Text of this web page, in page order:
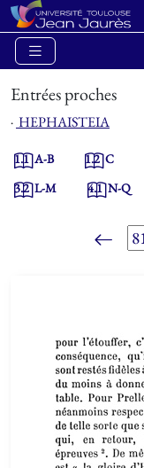
Entrées proches
⋅ HEPHAISTEIA
1.1A-B 1.2C
3.2L-M 4.1N-Q